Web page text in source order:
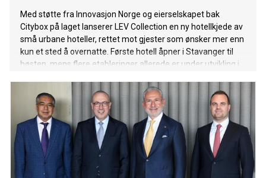
Med støtte fra Innovasjon Norge og eierselskapet bak
Citybox på laget lanserer LEV Collection en ny hotellkjede av
små urbane hoteller, rettet mot gjester som ønsker mer enn
kun et sted å overnatte. Første hotell åpner i Stavanger til
høsten, mens flere etableringer allerede er under utvikling i